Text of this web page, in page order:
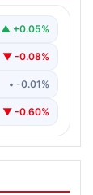
▲ +0.05%
▼ -0.08%
• -0.01%
▼ -0.60%